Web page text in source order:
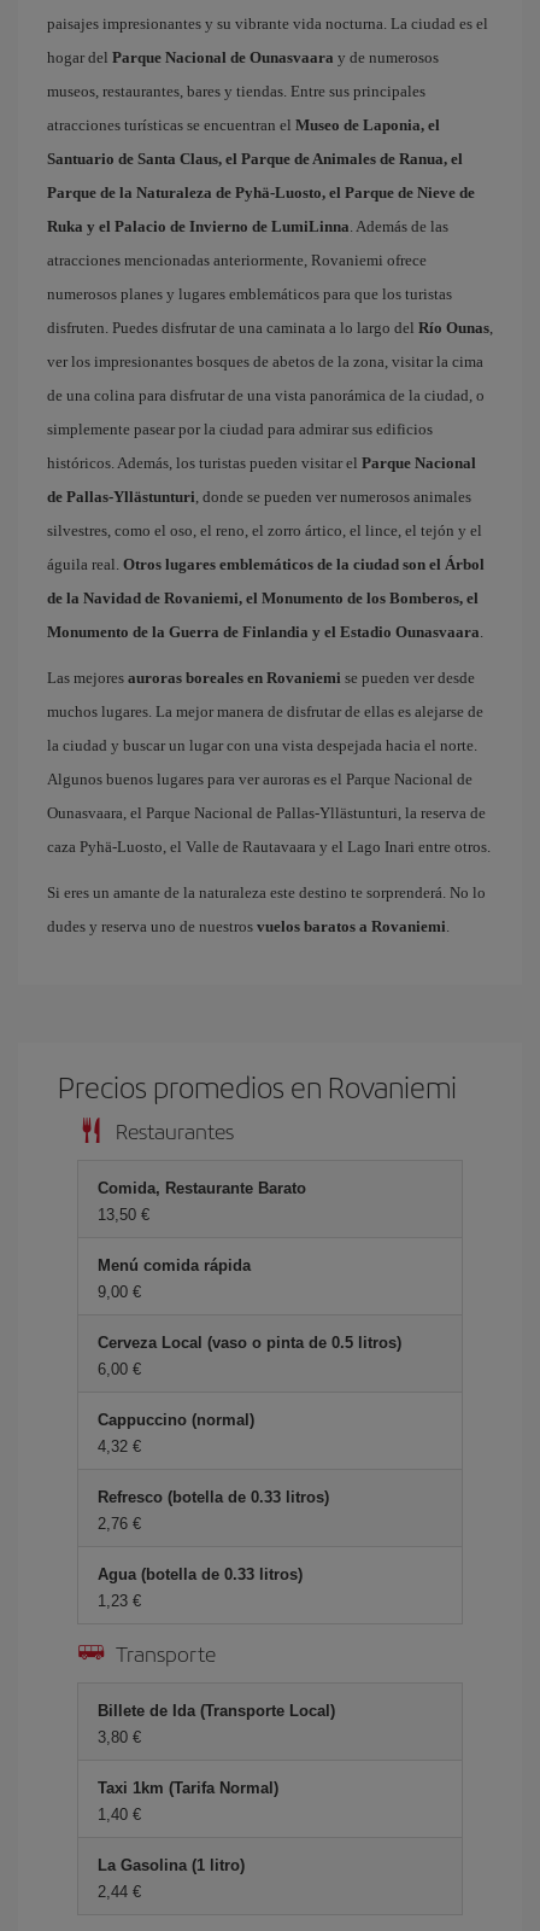
paisajes impresionantes y su vibrante vida nocturna. La ciudad es el
hogar del Parque Nacional de Ounasvaara y de numerosos
museos, restaurantes, bares y tiendas. Entre sus principales
atracciones turísticas se encuentran el Museo de Laponia, el
Santuario de Santa Claus, el Parque de Animales de Ranua, el
Parque de la Naturaleza de Pyhä-Luosto, el Parque de Nieve de
Ruka y el Palacio de Invierno de LumiLinna . Además de las
atracciones mencionadas anteriormente, Rovaniemi ofrece
numerosos planes y lugares emblemáticos para que los turistas
disfruten. Puedes disfrutar de una caminata a lo largo del Río Ounas
ver los impresionantes bosques de abetos de la zona, visitar la cima
de una colina para disfrutar de una vista panorámica de la ciudad, o
simplemente pasear por la ciudad para admirar sus edificios
históricos. Además, los turistas pueden visitar el Parque Nacional
de Pallas-Yllästunturi , donde se pueden ver numerosos animales
silvestres, como el oso, el reno, el zorro ártico, el lince, el tejón y el
águila real. Otros lugares emblemáticos de la ciudad son el Árbol
de la Navidad de Rovaniemi, el Monumento de los Bomberos, el
Monumento de la Guerra de Finlandia y el Estadio Ounasvaara
Las mejores auroras boreales en Rovaniemi se pueden ver desde
muchos lugares. La mejor manera de disfrutar de ellas es alejarse de
la ciudad y buscar un lugar con una vista despejada hacia el norte.
Algunos buenos lugares para ver auroras es el Parque Nacional de
Ounasvaara, el Parque Nacional de Pallas-Yllästunturi, la reserva de
caza Pyhä-Luosto, el Valle de Rautavaara y el Lago Inari entre otros.
Si eres un amante de la naturaleza este destino te sorprenderá. No lo
dudes y reserva uno de nuestros vuelos baratos a Rovaniemi
Precios promedios en Rovaniemi
Restaurantes
Comida, Restaurante Barato
13,50 €
Menú comida rápida
9,00 €
Cerveza Local (vaso o pinta de 0.5 litros)
6,00 €
Cappuccino (normal)
4,32 €
Refresco (botella de 0.33 litros)
2,76 €
Agua (botella de 0.33 litros)
1,23 €
Transporte
Billete de Ida (Transporte Local)
3,80 €
Taxi 1km (Tarifa Normal)
1,40 €
La Gasolina (1 litro)
2,44 €